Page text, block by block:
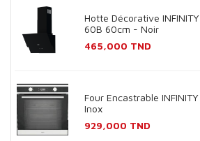
Hotte Décorative
60B 60cm - Noir
Prix
465,000 TND
Four Encastrable
Inox
Prix
929,000 TND